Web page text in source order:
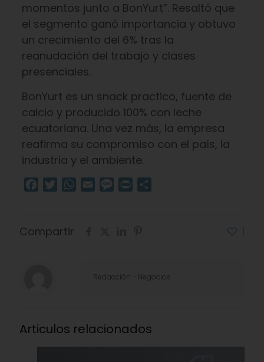
momentos junto a BonYurt”. Resaltó que
el segmento ganó importancia y obtuvo
un crecimiento del 6% tras la
reanudación del trabajo y clases
presenciales.
BonYurt es un snack practico, fuente de
calcio y producido 100% con leche
ecuatoriana. Una vez más, la empresa
reafirma su compromiso con el país, la
industria y el ambiente.
Facebook
TwitterWhatsApp
Email Message
Print
Compartir
Redacciòn - Negocios
Articulos relacionados